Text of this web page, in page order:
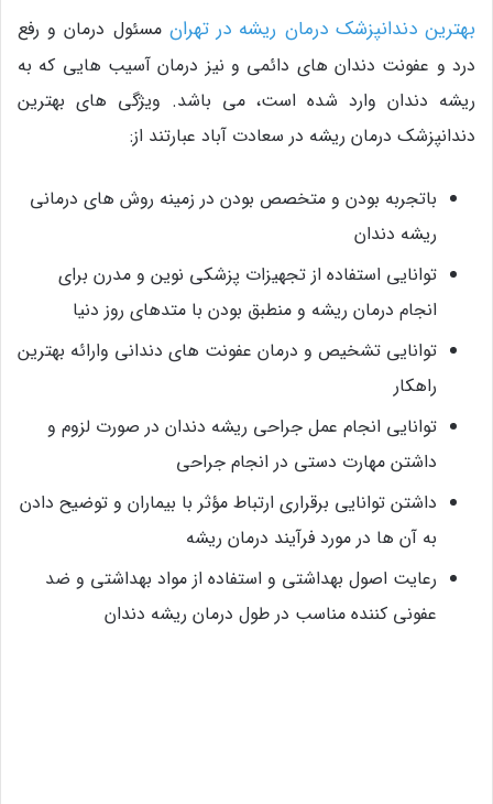
بهترین دندانپزشک درمان ریشه در تهران مسئول درمان و رفع
درد و عفونت دندان های دائمی و نیز درمان آسیب هایی که به
ریشه دندان وارد شده است، می باشد. ویژگی های بهترین
دندانپزشک درمان ریشه در سعادت آباد عبارتند از:
باتجربه بودن و متخصص بودن در زمینه روش های درمانی
ریشه دندان
توانایی استفاده از تجهیزات پزشکی نوین و مدرن برای
انجام درمان ریشه و منطبق بودن با متدهای روز دنیا
توانایی تشخیص و درمان عفونت های دندانی وارائه بهترین
راهکار
توانایی انجام عمل جراحی ریشه دندان در صورت لزوم و
داشتن مهارت دستی در انجام جراحی
داشتن توانایی برقراری ارتباط مؤثر با بیماران و توضیح دادن
به آن ها در مورد فرآیند درمان ریشه
رعایت اصول بهداشتی و استفاده از مواد بهداشتی و ضد
عفونی کننده مناسب در طول درمان ریشه دندان